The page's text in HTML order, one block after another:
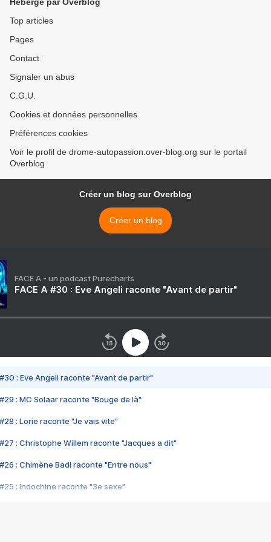
Top articles
Pages
Contact
Signaler un abus
C.G.U.
Cookies et données personnelles
Préférences cookies
Voir le profil de drome-autopassion.over-blog.org sur le portail
Overblog
Créer un blog sur Overblog
Créer un blog
FACE A - un podcast Purecharts
FACE A #30 : Eve Angeli raconte "Avant de partir"
#30 : Eve Angeli raconte "Avant de partir"
#29 : MC Solaar raconte "Bouge de là"
#28 : Lorie raconte "Je vais vite"
#27 : Christophe Willem raconte "Jacques a dit"
#26 : Chimène Badi raconte "Entre nous"
#25 : Indochine raconte "3e sexe"